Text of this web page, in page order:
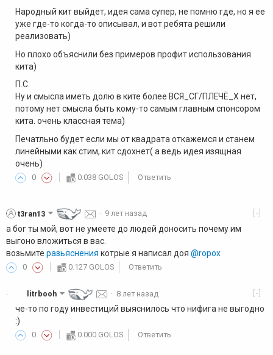
Народный кит выйдет, идея сама супер, не помню где, но я ее
уже где-то когда-то описывал, и вот ребята решили
реализовать)
Но плохо объяснили без примеров профит использования
кита)
П.С.
Ну и смысла иметь долю в ките более ВСЯ_СГ/ПЛЕЧЁ_Х нет,
потому нет смысла быть кому-то самым главным спонсором
кита. очень классная тема)
Печатльно будет если мы от квадрата откажемся и станем
линейными как стим, кит сдохнет( а ведь идея изящная
очень)
0 0.038 GOLOS Ответить
[-]
t3ran13 · 9 лет назад
а бог ты мой, вот не умеете до людей доносить почему им
выгоно вложиться в вас.
возьмите разьяснения котрые я написал доя @ropox
0 0.127 GOLOS Ответить
· [-]
litrbooh · 8 лет назад
че-то по году инвестиций выяснилось что нифига не выгодно
:)
0 0.000 GOLOS Ответить